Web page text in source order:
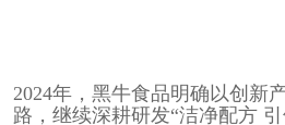
2024年，黑牛食品明确以创新
路，继续深耕研发“洁净配方